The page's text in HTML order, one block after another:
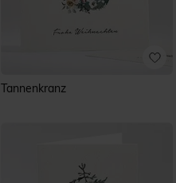
Tannenkranz